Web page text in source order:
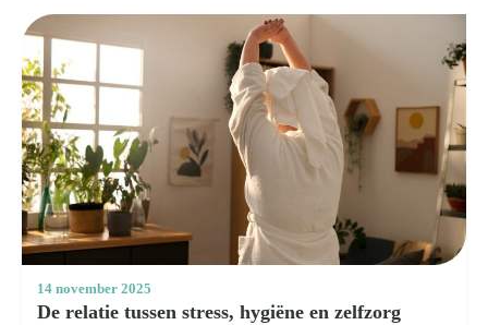
14 november 2025
De relatie tussen stress, hygiëne en zelfzorg